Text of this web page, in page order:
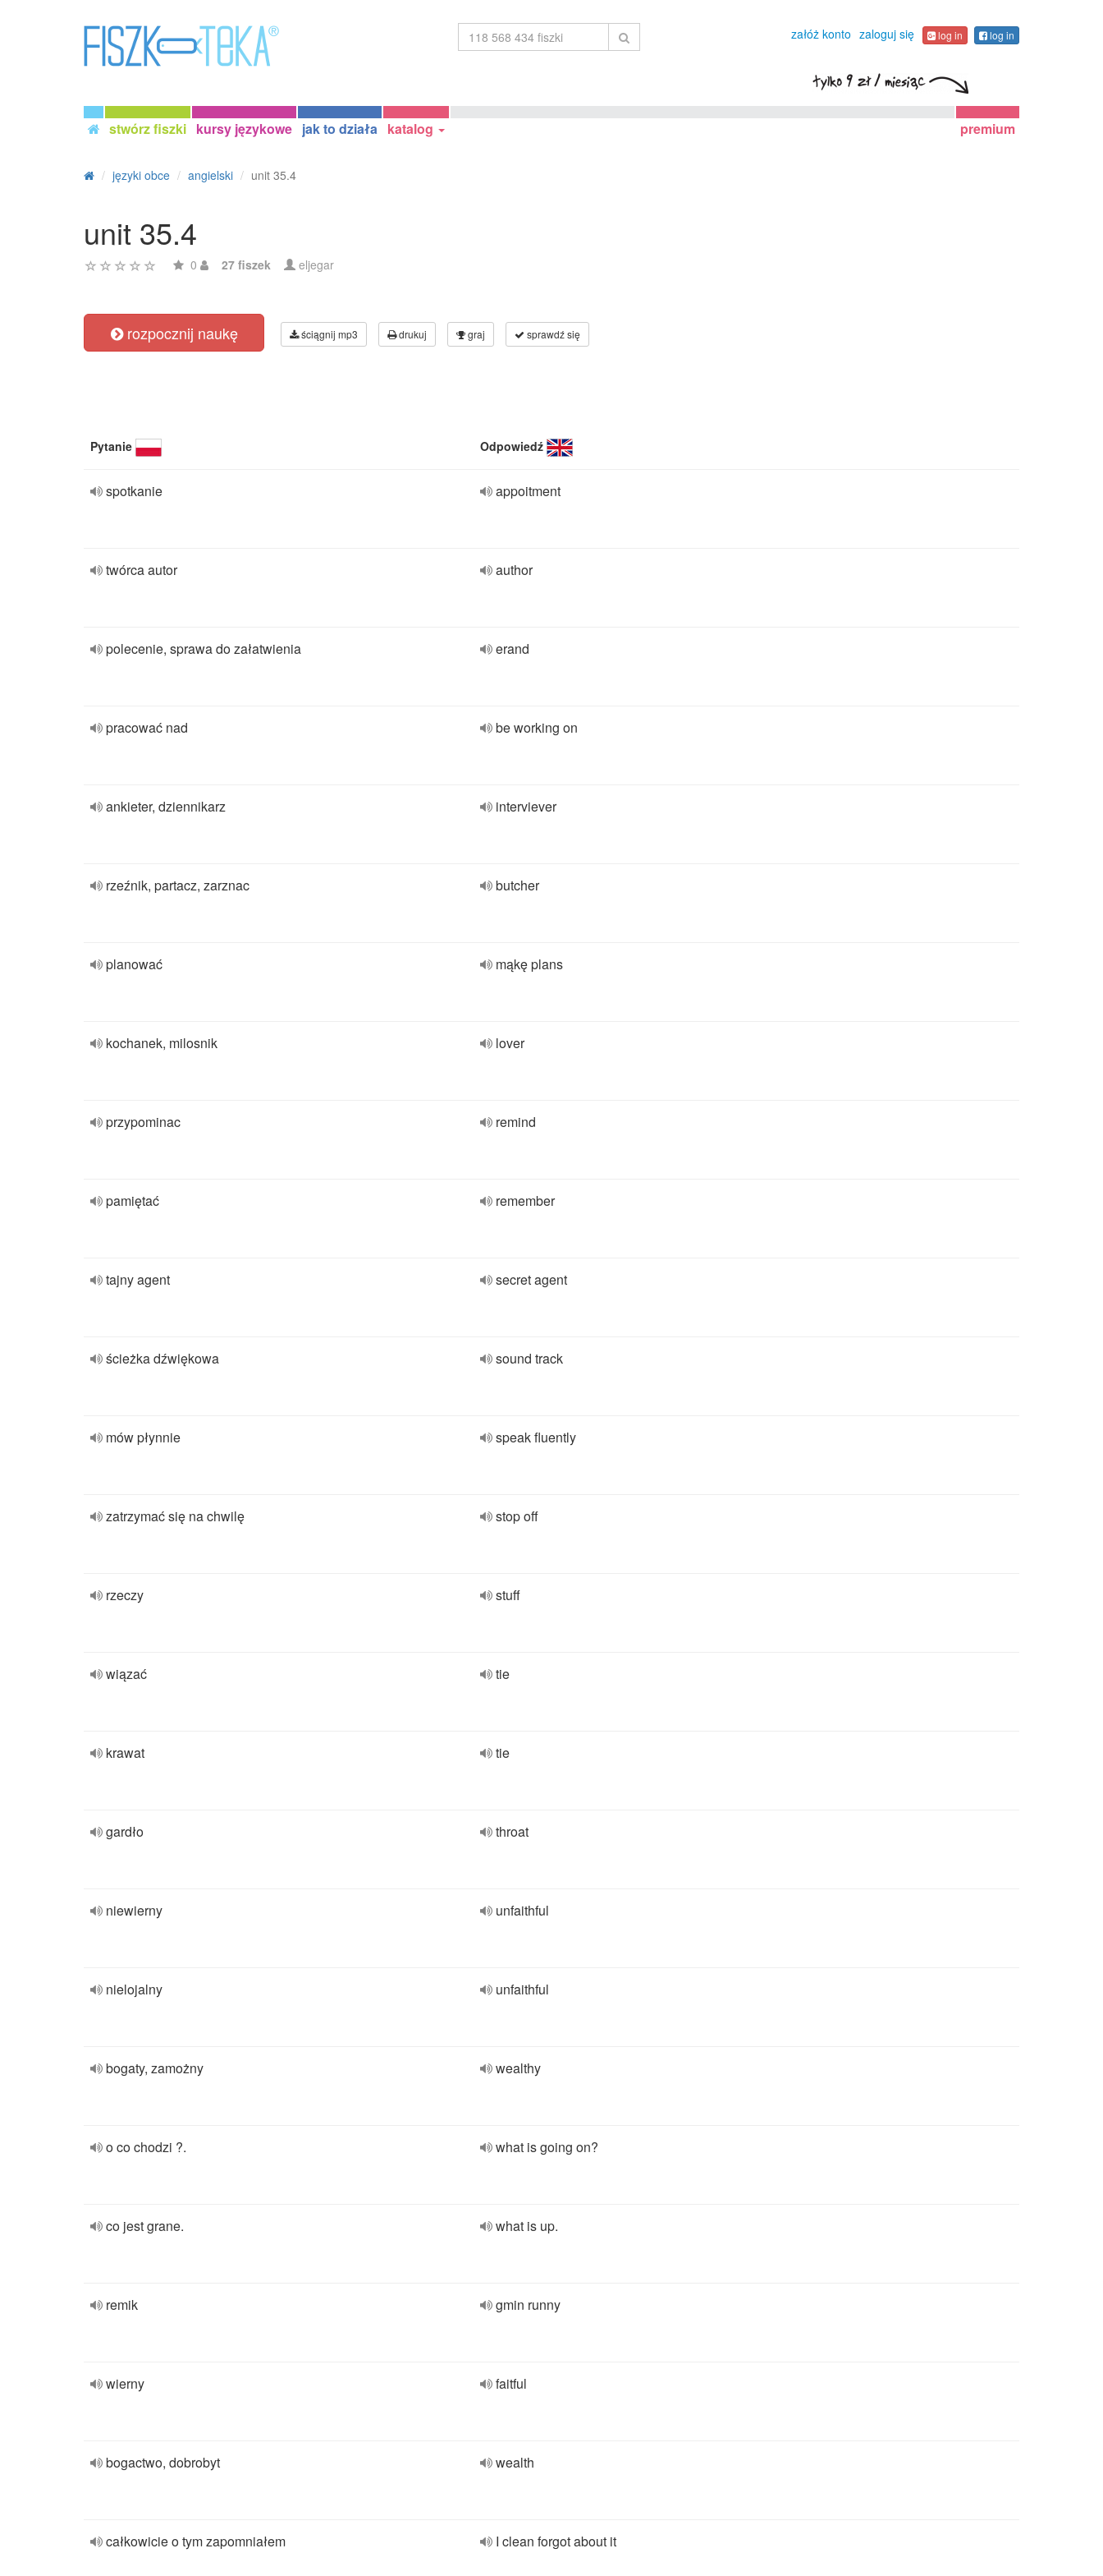
załóż konto zaloguj się log in log in
stwórz fiszki kursy językowe jak to działa katalog premium
języki obce angielski unit 35.4
unit 35.4
0 27 fiszek eljegar
rozpocznij naukę ściągnij mp3 drukuj graj sprawdź się
Pytanie Odpowiedź
spotkanie appoitment
twórca autor author
polecenie, sprawa do załatwienia erand
pracować nad be working on
ankieter, dziennikarz interviever
rzeźnik, partacz, zarznac butcher
planować mąkę plans
kochanek, milosnik lover
przypominac remind
pamiętać remember
tajny agent secret agent
ścieżka dźwiękowa sound track
mów płynnie speak fluently
zatrzymać się na chwilę stop off
rzeczy stuff
wiązać tie
krawat tie
gardło throat
niewierny unfaithful
nielojalny unfaithful
bogaty, zamożny wealthy
o co chodzi ?. what is going on?
co jest grane. what is up.
remik gmin runny
wierny faitful
bogactwo, dobrobyt wealth
całkowicie o tym zapomniałem I clean forgot about it